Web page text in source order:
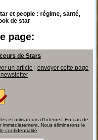
et people : régime, santé,
de star
page:
de Stars
un article
envoyer cette page
et utilisateurs d'Internet. En cas de
Nous éliminerons le
confidentialité